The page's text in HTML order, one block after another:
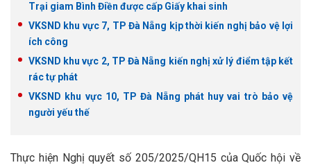
Trại giam Bình Điền được cấp Giấy khai sinh
VKSND khu vực 7, TP Đà Nẵng kịp thời kiến nghị bảo vệ lợi
ích công
VKSND khu vực 2, TP Đà Nẵng kiến nghị xử lý điểm tập kết
rác tự phát
VKSND khu vực 10, TP Đà Nẵng phát huy vai trò bảo vệ
người yếu thế
Thực hiện Nghị quyết số 205/2025/QH15 của Quốc hội về